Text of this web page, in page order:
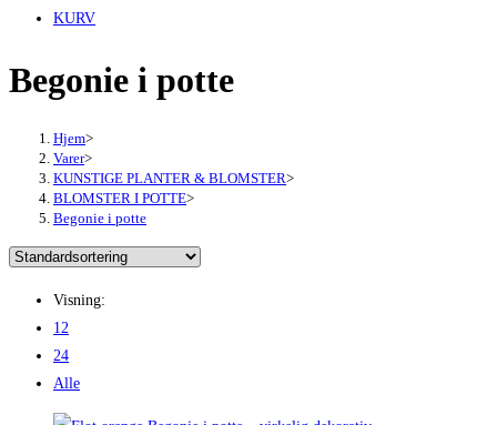
KURV
Begonie i potte
Hjem>
Varer>
KUNSTIGE PLANTER & BLOMSTER>
BLOMSTER I POTTE>
Begonie i potte
Visning:
12
24
Alle